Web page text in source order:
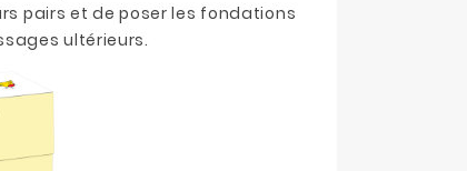
pairs et de poser les fondations
ultérieurs.